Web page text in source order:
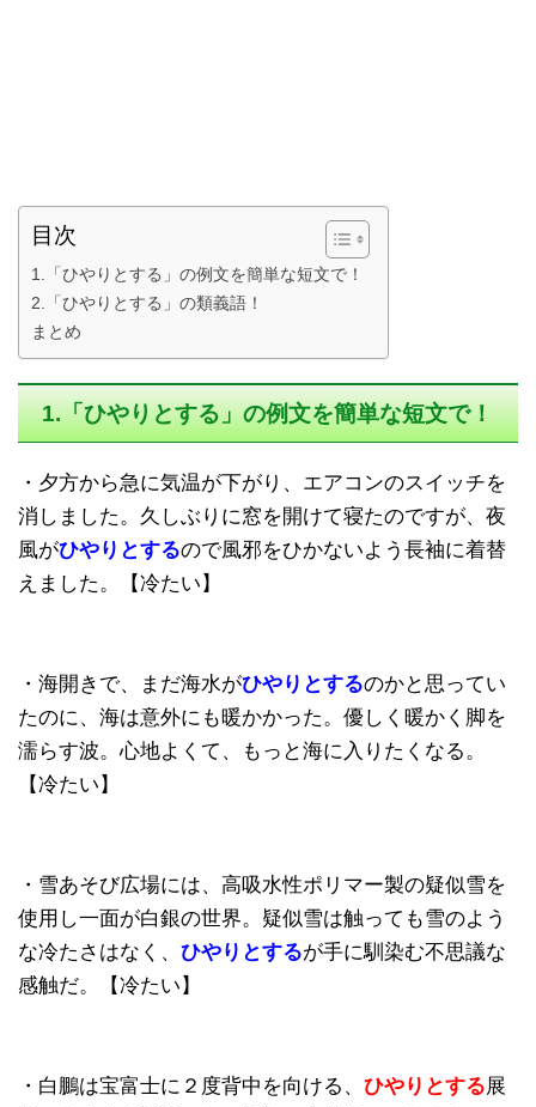
目次
1.「ひやりとする」の例文を簡単な短文で！
2.「ひやりとする」の類義語！
まとめ
1.「ひやりとする」の例文を簡単な短文で！
・夕方から急に気温が下がり、エアコンのスイッチを
消しました。久しぶりに窓を開けて寝たのですが、夜
風がひやりとするので風邪をひかないよう長袖に着替
えました。【冷たい】
・海開きで、まだ海水がひやりとするのかと思ってい
たのに、海は意外にも暖かかった。優しく暖かく脚を
濡らす波。心地よくて、もっと海に入りたくなる。
【冷たい】
・雪あそび広場には、高吸水性ポリマー製の疑似雪を
使用し一面が白銀の世界。疑似雪は触っても雪のよう
な冷たさはなく、 ひやりとするが手に馴染む不思議な
感触だ。【冷たい】
・白鵬は宝富士に２度背中を向ける、 ひやりとする展